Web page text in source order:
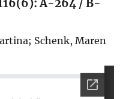
A-264 / B-
; Schenk, Maren